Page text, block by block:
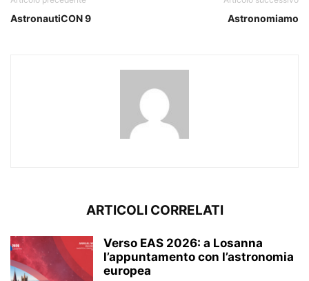
AstronautiCON 9 Astronomiamo
ARTICOLI CORRELATI
Verso EAS 2026: a Losanna
l’appuntamento con l’astronomia
europea